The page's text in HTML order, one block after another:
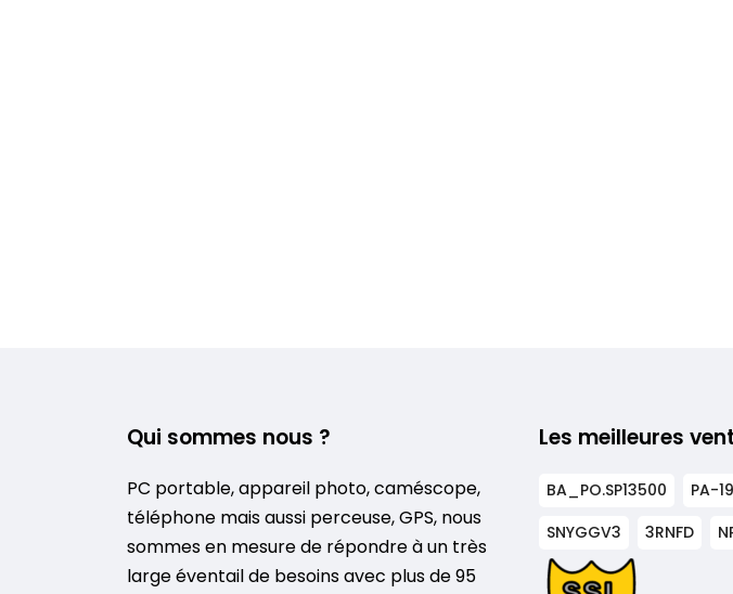
Qui sommes nous ?
PC portable, appareil photo, caméscope,
téléphone mais aussi perceuse, GPS, nous
sommes en mesure de répondre à un très
large éventail de besoins avec plus de 95
Les meilleures
BA_PO.SP13500 PA-
SNYGGV3
3RNFD